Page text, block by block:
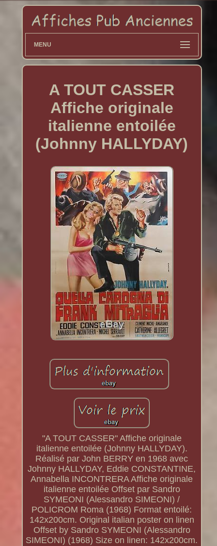
MENU
A TOUT CASSER
Affiche originale
italienne entoilée
(Johnny HALLYDAY)
"A TOUT CASSER" Affiche originale
italienne entoilée (Johnny HALLYDAY).
Réalisé par John BERRY en 1968 avec
Johnny HALLYDAY, Eddie CONSTANTINE,
Annabella INCONTRERA Affiche originale
italienne entoilée Offset par Sandro
SYMEONI (Alessandro SIMEONI) /
POLICROM Roma (1968) Format entoilé:
142x200cm. Original italian poster on linen
Offset by Sandro SYMEONI (Alessandro
SIMEONI) (1968) Size on linen: 142x200cm.